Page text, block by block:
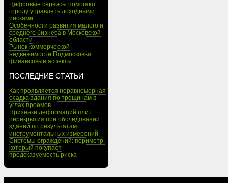
Цифровые сервисы помогают
городу управлять доходными
рисками
Особенности развития малого и
среднего бизнеса в Московской
области
Рынок коммерческой
недвижимости Подмосковья:
финансовые аспекты
ПОСЛЕДНИЕ СТАТЬИ
Как проявляется неравномерная
осадка здания по трещинам в
углах проёмов
Признаки деформаций плит
перекрытия при обследовании
зданий по результатам
инструментальных измерений
Системы ограждений: периметр,
который покупает
предсказуемость риска